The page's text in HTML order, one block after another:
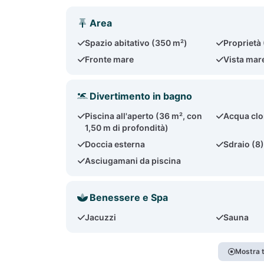
Area
Spazio abitativo (350 m²)
Proprietà
Fronte mare
Vista
Divertimento in bagno
Piscina all'aperto (36 m², con
1,50 m di profondità)
Acqua
Doccia esterna
Sdraio (8)
Asciugamani da piscina
Benessere e Spa
Jacuzzi Sauna
Mostra